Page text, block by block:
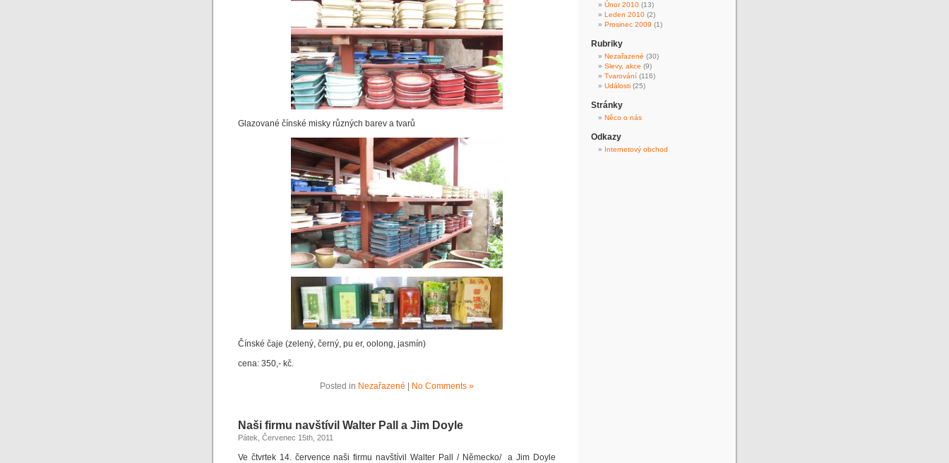
Glazované čínské misky různých barev a tvarů
Čínské čaje (zelený, černý, pu er, oolong, jasmín)
cena: 350,- kč.
Posted in Nezařazené No Comments »
Naši firmu navštívil Walter Pall a Jim Doyle
Pátek, Červenec 15th, 2011
Ve čtvrtek 14. července naši firmu navštívil Walter Pall / Německo/ a Jim Doyle
Únor 2010 (13)
Leden 2010 (2)
Prosinec 2009 (1)
Rubriky
Nezařazené (30)
Slevy, akce (9)
Tvarování (116)
Události (25)
Stránky
Něco o nás
Odkazy
Internetový obchod